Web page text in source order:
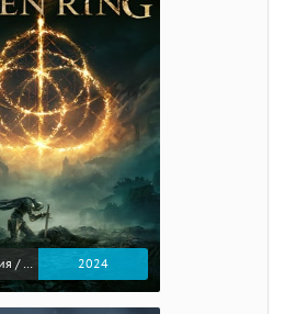
Приключения / Экшен / Ролевые 2024